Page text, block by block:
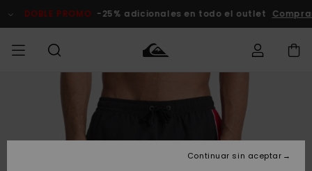
del
DOBLE PROMO -25% adicionales en todo el outlet Comprar
HOMBRE Ropa
Ropa
Shop
Surf Shop
Hombre
Tienda
Outlet
Hombre
pedido
Envio
Continuar sin aceptar